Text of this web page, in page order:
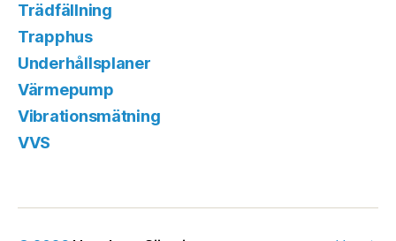
Trädfällning
Trapphus
Underhållsplaner
Värmepump
Vibrationsmätning
VVS